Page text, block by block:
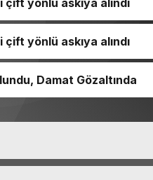
yönlü askıya alındı
Damat Gözaltında